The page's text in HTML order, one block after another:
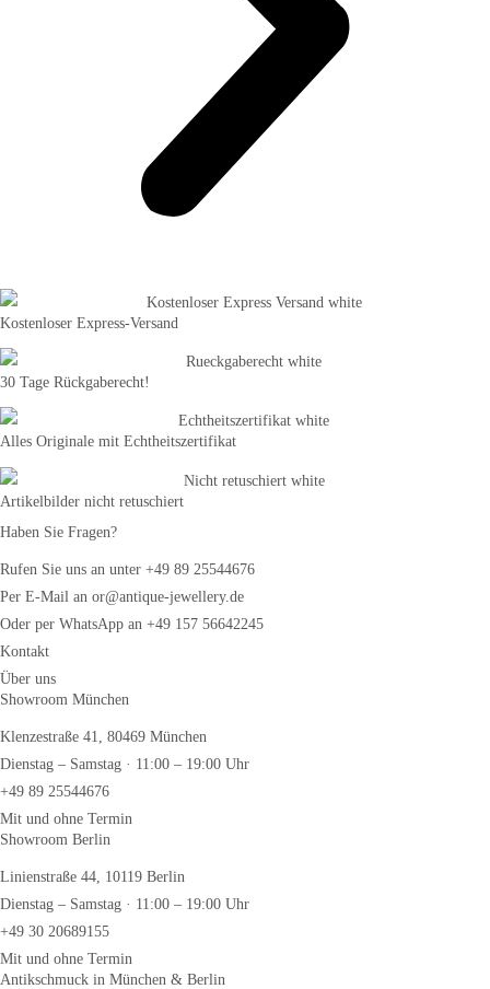
Kostenloser Express-Versand
30 Tage Rückgaberecht!
Alles Originale mit Echtheitszertifikat
Artikelbilder nicht retuschiert
Haben Sie Fragen?
Rufen Sie uns an unter +49 89 25544676
Per E-Mail an or@antique-jewellery.de
Oder per WhatsApp an +49 157 56642245
Kontakt
Über uns
Showroom München
Klenzestraße 41, 80469 München
Dienstag – Samstag · 11:00 – 19:00 Uhr
+49 89 25544676
Mit und ohne Termin
Showroom Berlin
Linienstraße 44, 10119 Berlin
Dienstag – Samstag · 11:00 – 19:00 Uhr
+49 30 20689155
Mit und ohne Termin
Antikschmuck in München & Berlin